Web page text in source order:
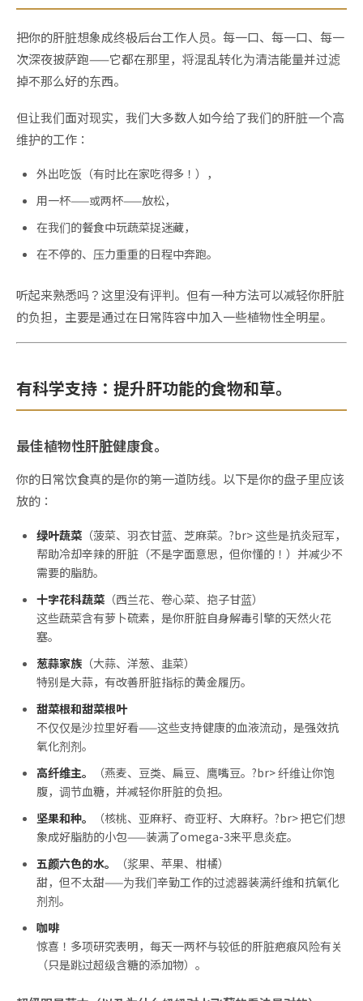
把你的肝脏想象成终极后台工作人员。每一口、每一口、每一
次深夜披萨跑——它都在那里，将混乱转化为清洁能量并过滤
掉不那么好的东西。
但让我们面对现实，我们大多数人如今给了我们的肝脏一个高
维护的工作：
外出吃饭（有时比在家吃得多！），
用一杯——或两杯——放松，
在我们的餐食中玩蔬菜捉迷藏，
在不停的、压力重重的日程中奔跑。
听起来熟悉吗？这里没有评判。但有一种方法可以减轻你肝脏
的负担，主要是通过在日常阵容中加入一些植物性全明星。
有科学支持：提升肝功能的食物和草。
最佳植物性肝脏健康食。
你的日常饮食真的是你的第一道防线。以下是你的盘子里应该
放的：
绿叶蔬菜 （菠菜、羽衣甘蓝、芝麻菜。?br> 这些是抗炎冠军，
帮助冷却辛辣的肝脏（不是字面意思，但你懂的！）并减少不
需要的脂肪。
十字花科蔬菜 （西兰花、卷心菜、抱子甘蓝）
这些蔬菜含有萝卜硫素，是你肝脏自身解毒引擎的天然火花
塞。
葱蒜家族 （大蒜、洋葱、韭菜）
特别是大蒜，有改善肝脏指标的黄金履历。
甜菜根和甜菜根叶
不仅仅是沙拉里好看——这些支持健康的血液流动，是强效抗
氧化剂剂。
高纤维主。
（燕麦、豆类、扁豆、鹰嘴豆。?br> 纤维让你饱
腹，调节血糖，并减轻你肝脏的负担。
坚果和种。
（核桃、亚麻籽、奇亚籽、大麻籽。?br> 把它们想
象成好脂肪的小包——装满了omega-3来平息炎症。
五颜六色的水。
（浆果、苹果、柑橘）
甜，但不太甜——为我们辛勤工作的过滤器装满纤维和抗氧化
剂剂。
咖啡
惊喜！多项研究表明，每天一两杯与较低的肝脏疤痕风险有关
（只是跳过超级含糖的添加物）。